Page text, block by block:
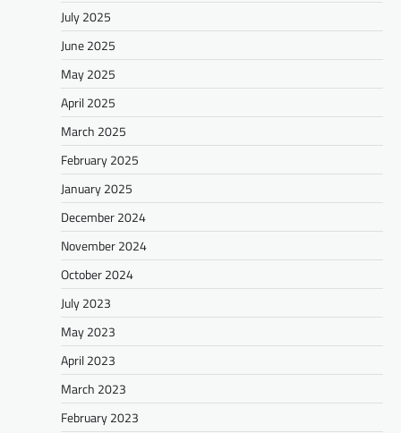
July 2025
June 2025
May 2025
April 2025
March 2025
February 2025
January 2025
December 2024
November 2024
October 2024
July 2023
May 2023
April 2023
March 2023
February 2023